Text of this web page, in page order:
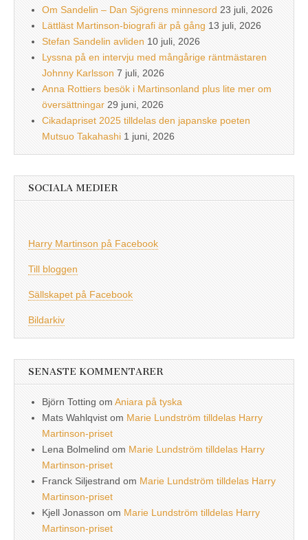
Om Sandelin – Dan Sjögrens minnesord 23 juli, 2026
Lättläst Martinson-biografi är på gång 13 juli, 2026
Stefan Sandelin avliden 10 juli, 2026
Lyssna på en intervju med mångårige räntmästaren
Johnny Karlsson 7 juli, 2026
Anna Rottiers besök i Martinsonland plus lite mer om
översättningar 29 juni, 2026
Cikadapriset 2025 tilldelas den japanske poeten
Mutsuo Takahashi 1 juni, 2026
SOCIALA MEDIER
Harry Martinson på Facebook
Till bloggen
Sällskapet på Facebook
Bildarkiv
SENASTE KOMMENTARER
Björn Totting om Aniara på tyska
Mats Wahlqvist om Marie Lundström tilldelas Harry
Martinson-priset
Lena Bolmelind om Marie Lundström tilldelas Harry
Martinson-priset
Franck Siljestrand om Marie Lundström tilldelas Harry
Martinson-priset
Kjell Jonasson om Marie Lundström tilldelas Harry
Martinson-priset